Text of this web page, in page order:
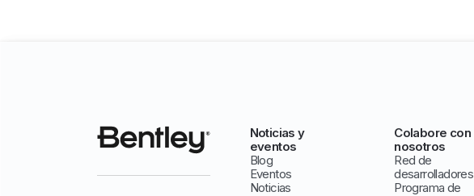
Noticias y
eventos
Blog
Eventos
Noticias
Colabore con
nosotros
Red de
desarrolladores
Programa de